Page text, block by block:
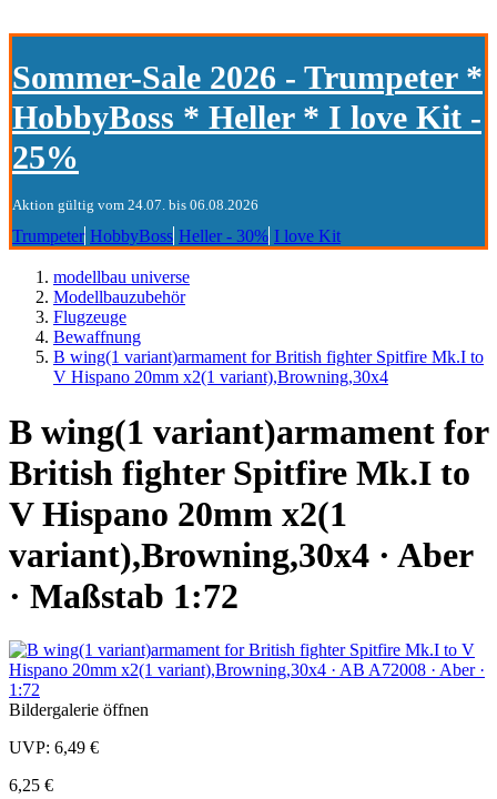
Sommer-Sale 2026 - Trumpeter *
HobbyBoss * Heller * I love Kit -
25%
Aktion gültig vom 24.07. bis 06.08.2026
Trumpeter HobbyBoss Heller - 30% I love Kit
modellbau universe
Modellbauzubehör
Flugzeuge
Bewaffnung
B wing(1 variant)armament for British fighter Spitfire Mk.I to
V Hispano 20mm x2(1 variant),Browning,30x4
B wing(1 variant)armament for
British fighter Spitfire Mk.I to
V Hispano 20mm x2(1
variant),Browning,30x4 · Aber
· Maßstab 1:72
Bildergalerie öffnen
UVP: 6,49 €
6,25 €